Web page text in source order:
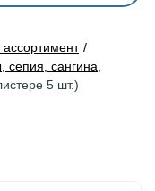
сепия, сангина,
5 шт.)